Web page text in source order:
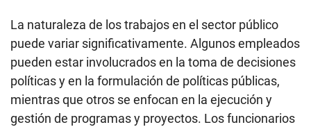
La naturaleza de los trabajos en el sector público
puede variar significativamente. Algunos empleados
pueden estar involucrados en la toma de decisiones
políticas y en la formulación de políticas públicas,
mientras que otros se enfocan en la ejecución y
gestión de programas y proyectos. Los funcionarios